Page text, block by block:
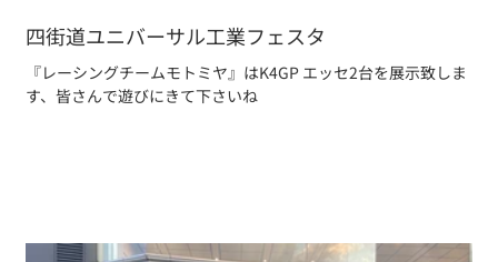
四街道ユニバーサル工業フェスタ
『レーシングチームモトミヤ』はK4GP エッセ2台を展示致しま
す、皆さんで遊びにきて下さいね